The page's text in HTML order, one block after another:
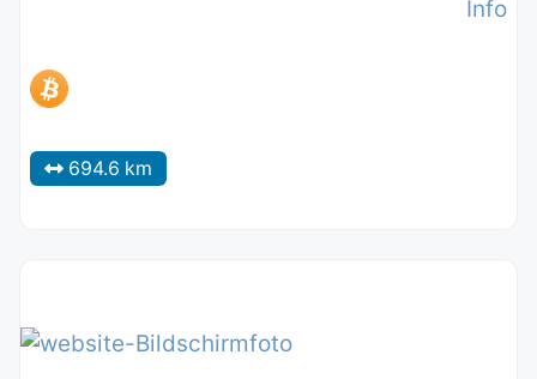
Info
694.6 km